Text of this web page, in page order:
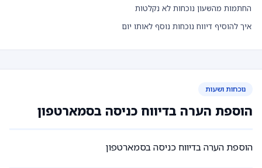
החתמות מהשעון נוכחות לא נקלטות
איך להוסיף דיווח נוכחות נוסף לאותו יום
נוכחות ושעות
הוספת הערה בדיווח כניסה בסמארטפון
הוספת הערה בדיווח כניסה בסמארטפון